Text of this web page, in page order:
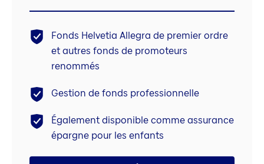
Fonds Helvetia Allegra de premier ordre
et autres fonds de promoteurs
renommés
Gestion de fonds professionnelle
Également disponible comme assurance
épargne pour les enfants